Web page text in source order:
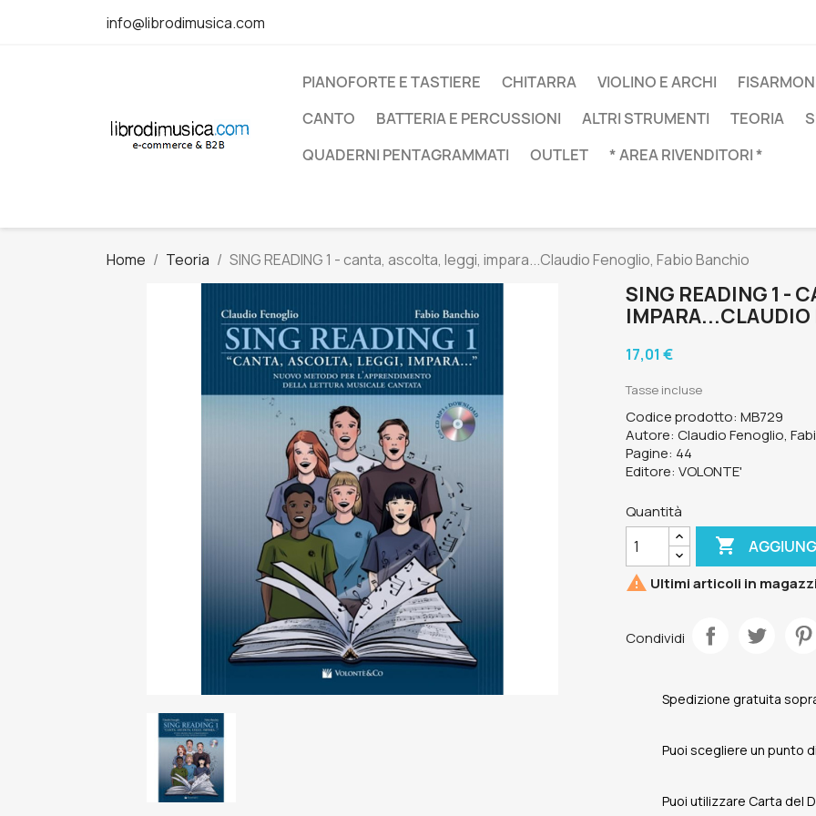
info@librodimusica.com
PIANOFORTE E TASTIERE CHITARRA VIOLINO E ARCHI
CANTO
BATTERIA E PERCUSSIONI ALTRI STRUMENTI TEORIA
QUADERNI PENTAGRAMMATI
OUTLET * AREA RIVENDITORI *
Home Teoria SING READING 1 - canta, ascolta, leggi, impara...Claudio Fenoglio, Fabio Banchio
SING READING 1 -
IMPARA...CLAUDIO
17,01 €
Tasse incluse
Codice prodotto: MB729
Autore: Claudio Fenoglio,
Pagine: 44
Editore: VOLONTE'
Quantità

 Ultimi articoli in
Condividi
Spedizione gratuita
Puoi scegliere un punto
Puoi utilizzare Carta del